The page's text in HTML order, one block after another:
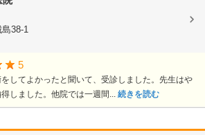
38-1
5
してよかったと聞いて、受診しました。先生はや
しました。他院では一週間... 続きを読む